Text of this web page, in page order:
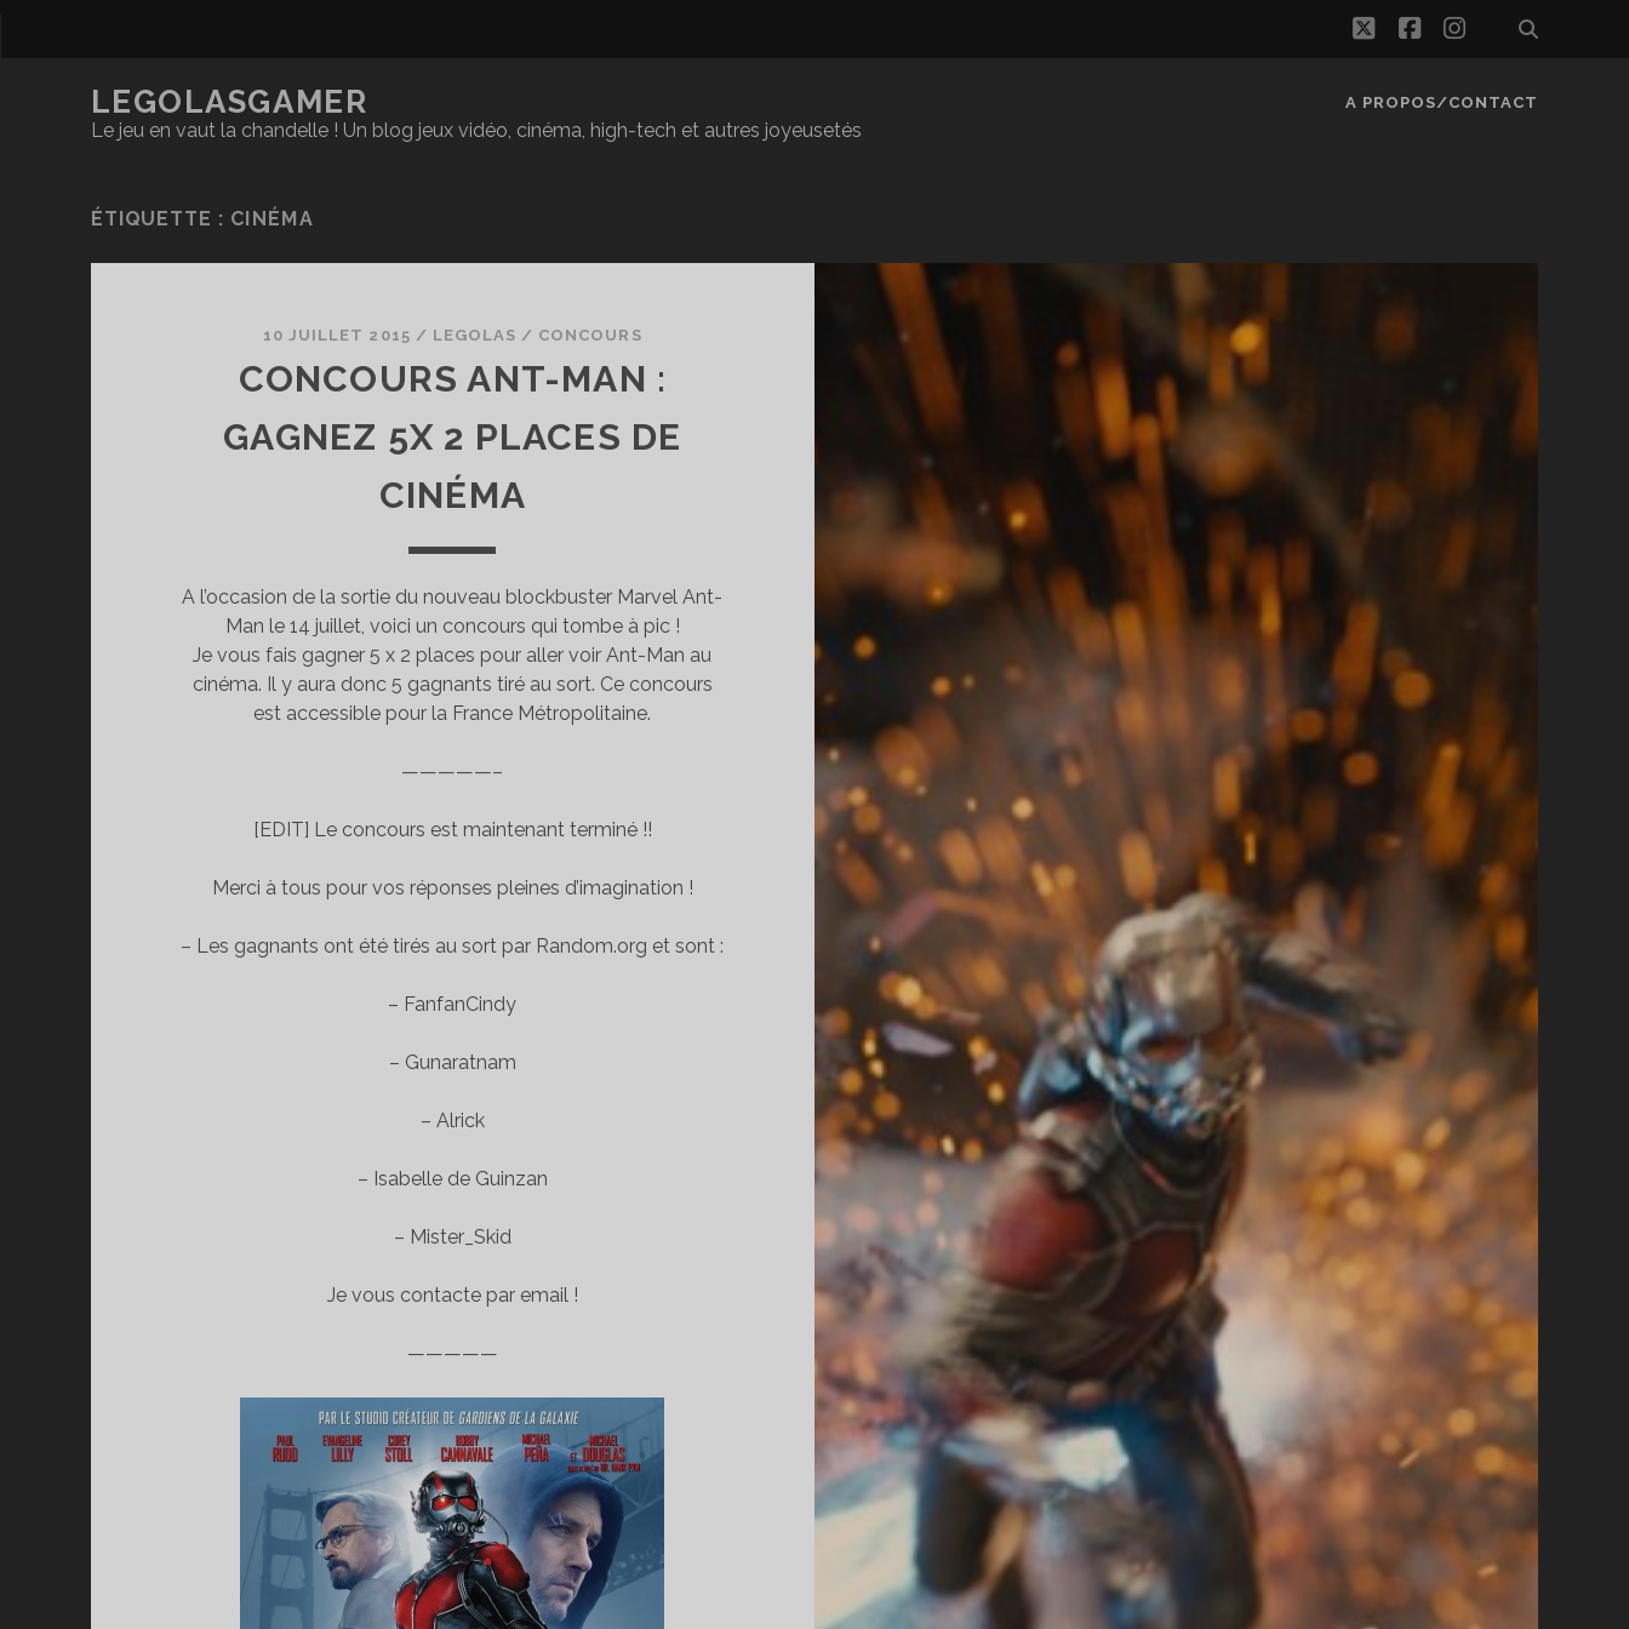
twitterfacebook
instagram
LEGOLASGAMER
Le jeu en vaut la chandelle ! Un blog jeux vidéo, cinéma, high-tech et autres joyeusetés
A PROPOS/CONTACT
ÉTIQUETTE : CINÉMA
10 JUILLET 2015 / LEGOLAS / CONCOURS
CONCOURS ANT-MAN :
GAGNEZ 5X 2 PLACES DE
CINÉMA
A l’occasion de la sortie du nouveau blockbuster Marvel Ant-
Man le 14 juillet, voici un concours qui tombe à pic !
Je vous fais gagner 5 x 2 places pour aller voir Ant-Man au
cinéma. Il y aura donc 5 gagnants tiré au sort. Ce concours
est accessible pour la France Métropolitaine.
—————–
[EDIT] Le concours est maintenant terminé !!
Merci à tous pour vos réponses pleines d’imagination !
– Les gagnants ont été tirés au sort par Random.org et sont :
– FanfanCindy
– Gunaratnam
– Alrick
– Isabelle de Guinzan
– Mister_Skid
Je vous contacte par email !
—————